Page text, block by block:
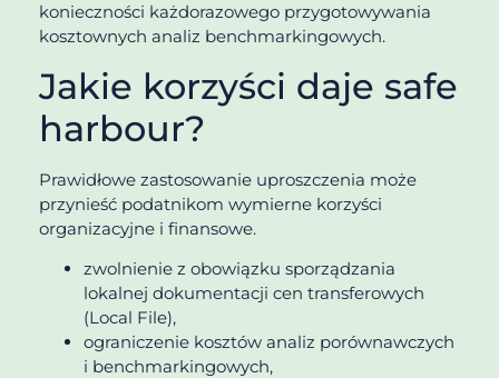
konieczności każdorazowego przygotowywania
kosztownych analiz benchmarkingowych.
Jakie korzyści daje safe
harbour?
Prawidłowe zastosowanie uproszczenia może
przynieść podatnikom wymierne korzyści
organizacyjne i finansowe.
zwolnienie z obowiązku sporządzania
lokalnej dokumentacji cen transferowych
(Local File),
ograniczenie kosztów analiz porównawczych
i benchmarkingowych,